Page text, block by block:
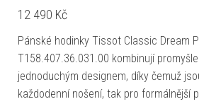
12 490 Kč
Pánské hodinky Tissot Classic Dream
T158.407.36.031.00 kombinují
jednoduchým designem, díky čemuž
každodenní nošení, tak pro formálnější